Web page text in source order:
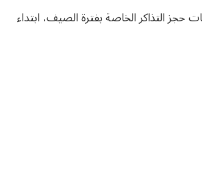
التذاكر الخاصة بفترة الصيف، ابتداء